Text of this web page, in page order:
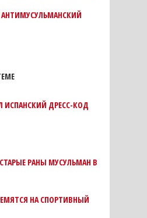
АНТИМУСУЛЬМАНСКИЙ
ИСПАНСКИЙ ДРЕСС-КОД
РАНЫ МУСУЛЬМАН В
НА СПОРТИВНЫЙ